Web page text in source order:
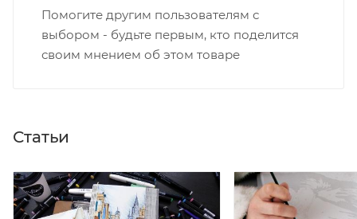
Помогите другим пользователям с
выбором - будьте первым, кто поделится
своим мнением об этом товаре
Статьи